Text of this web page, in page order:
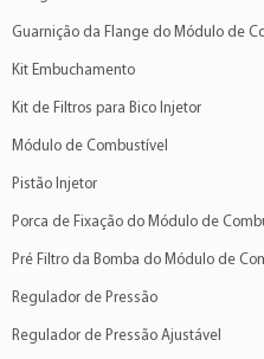
Guarnição da Flange do Módulo de
Kit Embuchamento
Kit de Filtros para Bico Injetor
Módulo de Combustível
Pistão Injetor
Porca de Fixação do Módulo de
Pré Filtro da Bomba do Módulo de
Regulador de Pressão
Regulador de Pressão Ajustável